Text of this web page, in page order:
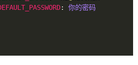
: 你的密码